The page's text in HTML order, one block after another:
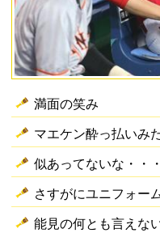
満面の笑み
マエケン酔っ払いみ
似あってないな・・
さすがにユニフォー
能見の何とも言えな